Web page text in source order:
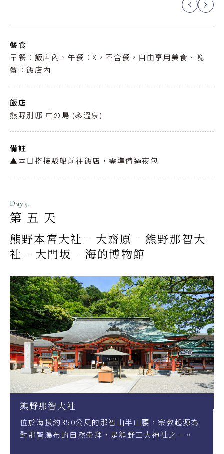
餐食
早餐：飯店內、午餐：X，不含餐，自由享用美食、晚
餐：飯店內
飯店
熊野別邸 中の島 (♨️溫泉)
備註
▲本日搭接駁船前往飯店，需準備過夜包
Day5.
第五天
熊野本宮大社 - 大齋原 - 熊野那智大
社 - 大門坂 - 海的博物館
社
350公尺的那智山半山腰，宗教起源為
的自然崇拜，是熊野三大神社之一。
2021年7月開
三重縣多氣町